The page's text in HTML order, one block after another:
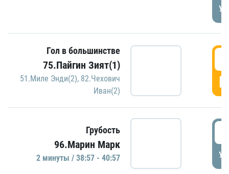
Гол в большинстве
75.Пайгин Зият(1)
51.Миле Энди(2), 82.Чехович
Иван(2)
Грубость
96.Марин Марк
2 минуты / 38:57 - 40:57